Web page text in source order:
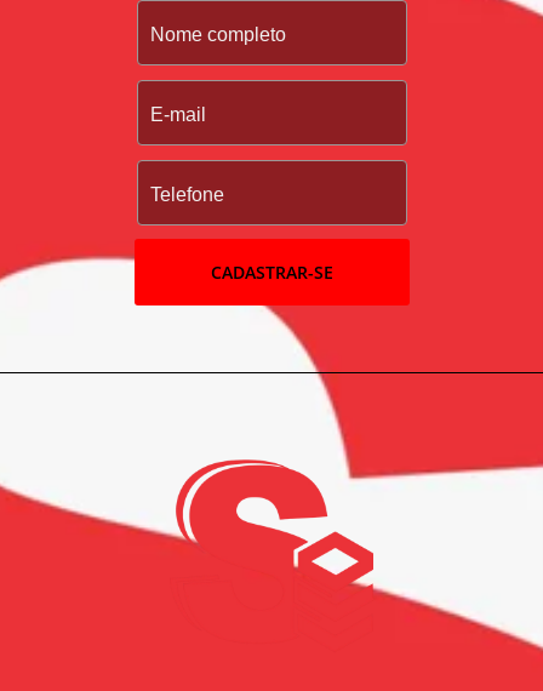
CADASTRAR-SE